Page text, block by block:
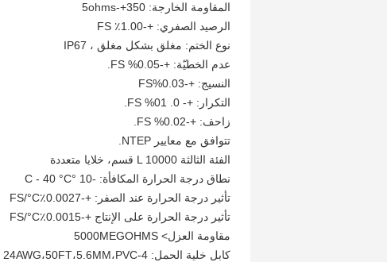
المقاومة الخارجة: 350+-5ohms
الرصيد الصفري: +-1.00٪ FS
نوع الختم: مغلق بشكل مغلق ، IP67
عدم الخطيّة: +-0.05% FS.
النسيج: +-0.03%FS
التكرار: +- 0. 01% FS.
زاحف: +-0.02% FS.
تتوافق مع معايير NTEP.
الفئة الثالثة L 10000 قسم، خلايا متعددة
نطاق درجة الحرارة المكافأة: -10 °C - 40 °C
تأثير درجة الحرارة عند الصفر: +-0.0027٪FS/°C
تأثير درجة الحرارة على الإنتاج +-0.0015٪FS/°C
مقاومة العزل> 5000MEGOHMS
كابل خلية الحمل: 4-24AWG،50FT،5.6MM،PVC